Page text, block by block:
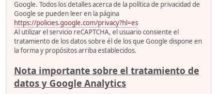
Google. Todos los detalles acerca de la política de privacidad de
Google se pueden leer en la página
https://policies.google.com/privacy?hl=es
Al utilizar el servicio reCAPTCHA, el usuario consiente el
tratamiento de los datos sobre él de los que Google dispone en
la forma y propósitos arriba establecidos.
Nota importante sobre el tratamiento de
datos y Google Analytics